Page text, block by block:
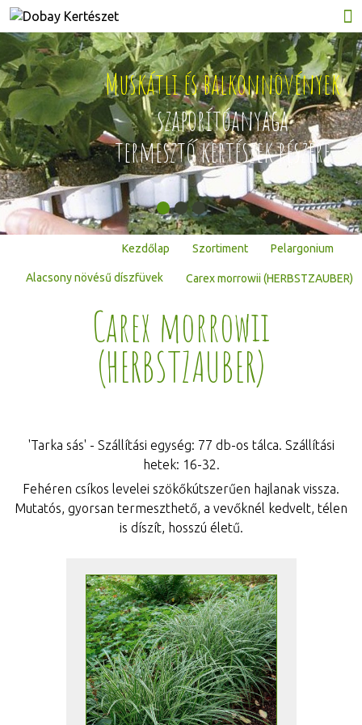
Muskátli és balkonnövények
szaporítóanyaga
termesztő kertészek részére
Kezdőlap Szortiment Pelargonium
Alacsony növésű díszfüvek Carex morrowii (HERBSTZAUBER)
Carex morrowii
(HERBSTZAUBER)
'Tarka sás' - Szállítási egység: 77 db-os tálca. Szállítási
hetek: 16-32.
Fehéren csíkos levelei szökőkútszerűen hajlanak vissza.
Mutatós, gyorsan termeszthető, a vevőknél kedvelt, télen
is díszít, hosszú életű.